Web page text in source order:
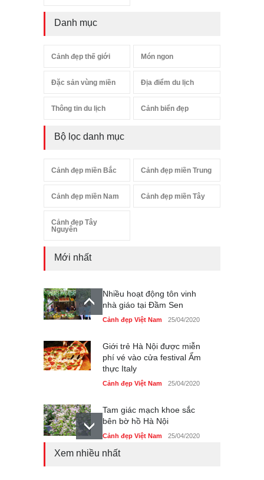
Danh mục
Cảnh đẹp thế giới Món ngon
Đặc sản vùng miền Địa điểm du lịch
Thông tin du lịch Cảnh biển đẹp
Bộ lọc danh mục
Cảnh đẹp miền Bắc Cảnh đẹp miền Trung
Cảnh đẹp miền Nam Cảnh đẹp miền Tây
Cảnh đẹp Tây
Nguyên
Mới nhất
Nhiều hoạt động tôn vinh
nhà giáo tại Đầm Sen
Cảnh đẹp Việt Nam 25/04/2020
Giới trẻ Hà Nội được miễn
phí vé vào cửa festival Ẩm
thực Italy
Cảnh đẹp Việt Nam 25/04/2020
Tam giác mạch khoe sắc
bên bờ hồ Hà Nội
Cảnh đẹp Việt Nam 25/04/2020
Xem nhiều nhất